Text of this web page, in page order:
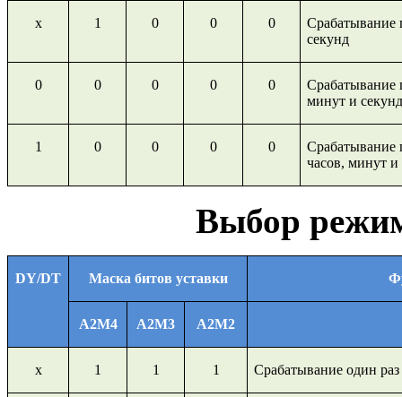
х 1 0 0 0
Срабатывание
секунд
0 0 0 0 0
Срабатывание
минут и
1 0 0 0 0
Срабатывание
часов, минут и
Выбор
DY/DT Маска битов уставки
A2M4 A2M3 A2M2
х 1 1 1 Срабатывание один